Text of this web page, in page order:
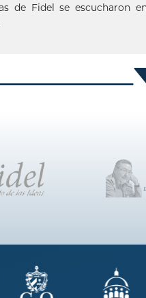
de Fidel se escucharon